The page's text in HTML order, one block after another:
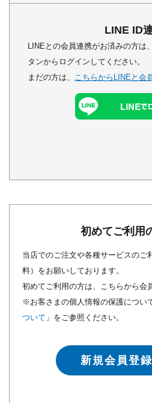
LINE ID
LINEとの会員連携がお済みの方は
タンからログインしてください。
まだの方は、 こちらからLINEと会
初めてご利用
当店でのご注文や各種サービスのご
料）をお願いしております。
初めてご利用の方は、こちらから会
※お客さまの個人情報の保護につい
ついて 」をご参照ください。
新規会員登